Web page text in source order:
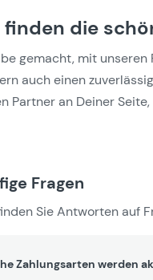
finden die
gemacht, mit
auch einen
Partner an Deiner
Fragen
Sie Antworten auf
Zahlungsarten werden